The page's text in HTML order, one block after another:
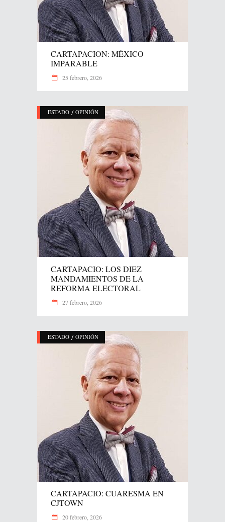
CARTAPACION: MÉXICO
IMPARABLE
25 febrero, 2026
ESTADO / OPINIÓN
CARTAPACIO: LOS DIEZ
MANDAMIENTOS DE LA
REFORMA ELECTORAL
27 febrero, 2026
ESTADO / OPINIÓN
CARTAPACIO: CUARESMA EN
CJTOWN
20 febrero, 2026